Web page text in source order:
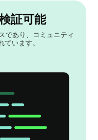
証可能
であり、コミュニティ
ています。